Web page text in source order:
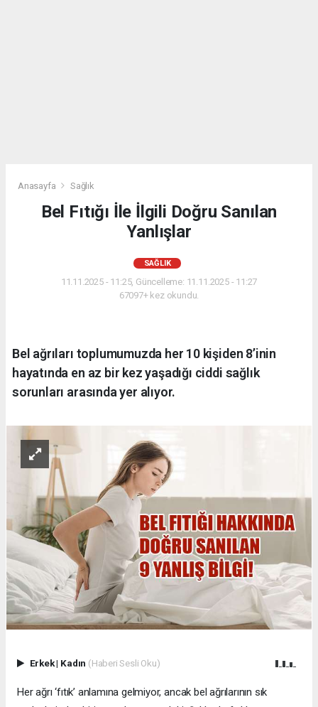
Anasayfa Sağlık
Bel Fıtığı İle İlgili Doğru Sanılan
Yanlışlar
SAĞLIK
11.11.2025 - 11:25, Güncelleme: 11.11.2025 - 11:27
67097+ kez okundu.
Bel ağrıları toplumumuzda her 10 kişiden 8’inin
hayatında en az bir kez yaşadığı ciddi sağlık
sorunları arasında yer alıyor.
Erkek| Kadın (Haberi Sesli Oku)
Her ağrı ‘fıtık’ anlamına gelmiyor, ancak bel ağrılarının sık